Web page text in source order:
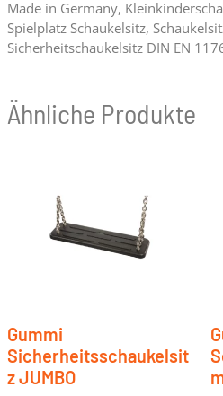
Made in Germany,
Spielplatz Schaukelsitz,
Sicherheitschaukelsitz DIN EN
Ähnliche Produkte
Gummi
Sicherheitsschaukelsit
z JUMBO